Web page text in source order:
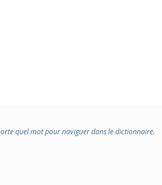
quel mot pour naviguer dans le dictionnaire.